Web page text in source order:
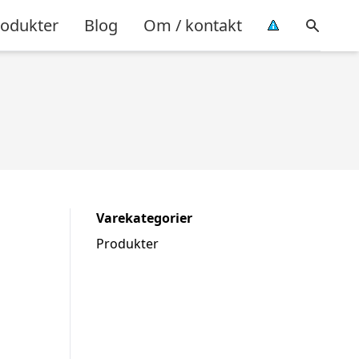
Blog Om / kontakt
Varekategorier
Produkter